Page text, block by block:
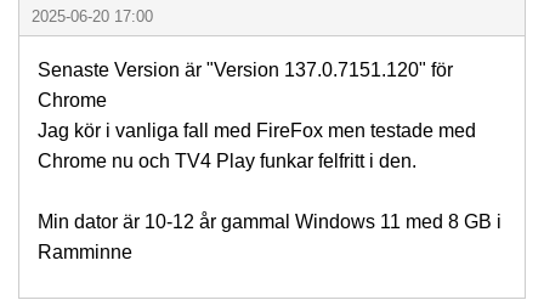
2025-06-20 17:00
Senaste Version är "Version 137.0.7151.120" för
Chrome
Jag kör i vanliga fall med FireFox men testade med
Chrome nu och TV4 Play funkar felfritt i den.
Min dator är 10-12 år gammal Windows 11 med 8 GB i
Ramminne